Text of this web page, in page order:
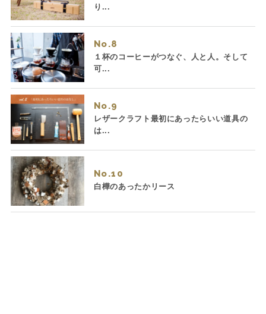
り...
No.
１杯のコーヒーがつなぐ、人と人。そして
可...
No.
レザークラフト最初にあったらいい道具の
は...
No.
白樺のあったかリース